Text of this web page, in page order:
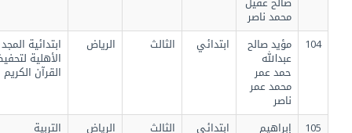
محمد ناصر
مؤيد صالح
عبدالله
حمد عمر
محمد عمر
ابتدائي الثالث الرياض ابتدائية المجد
الأهلية لتحفيظ
القرآن الكريم
إبراهيم ابتدائي الثالث الرياض التربية